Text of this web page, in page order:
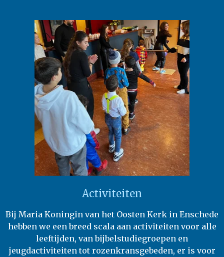
Activiteiten
Bij Maria Koningin van het Oosten Kerk in Enschede
hebben we een breed scala aan activiteiten voor alle
leeftijden, van bijbelstudiegroepen en
jeugdactiviteiten tot rozenkransgebeden, er is voor